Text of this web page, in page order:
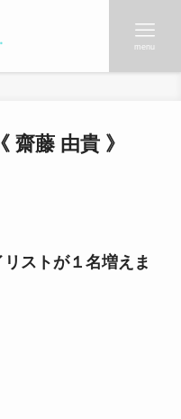
menu
藤 由貴 》
リストが１名増えま